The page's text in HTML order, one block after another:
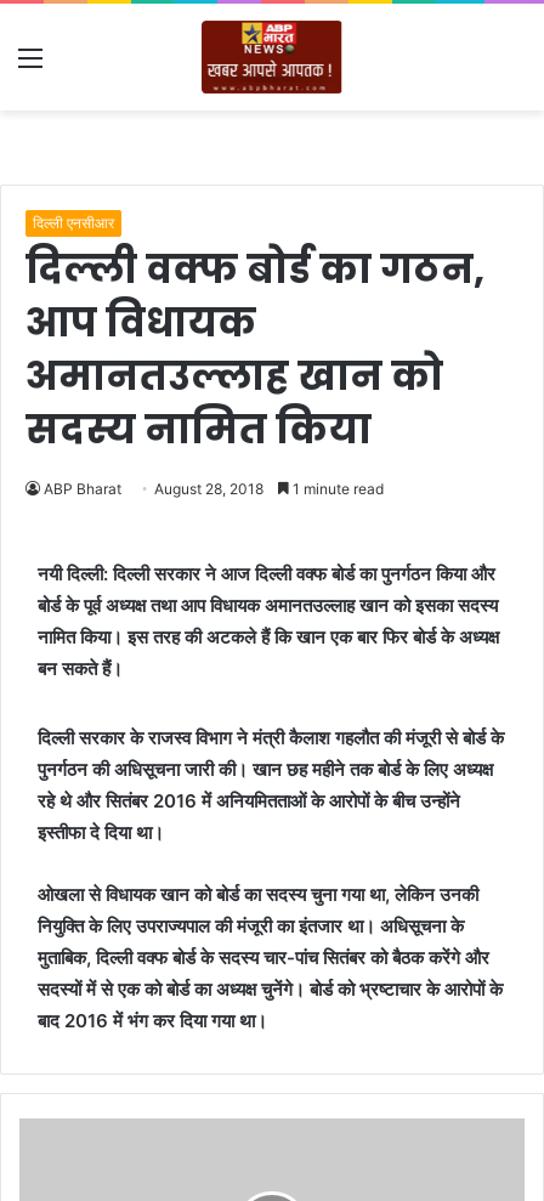
Menu
दिल्ली एनसीआर
दिल्ली वक्फ बोर्ड का गठन,
आप विधायक
अमानतउल्लाह खान को
सदस्य नामित किया
ABP Bharat August 28, 2018 1 minute read
नयी दिल्ली: दिल्ली सरकार ने आज दिल्ली वक्फ बोर्ड का पुनर्गठन किया और
बोर्ड के पूर्व अध्यक्ष तथा आप विधायक अमानतउल्लाह खान को इसका सदस्य
नामित किया। इस तरह की अटकले हैं कि खान एक बार फिर बोर्ड के अध्यक्ष
बन सकते हैं।
दिल्ली सरकार के राजस्व विभाग ने मंत्री कैलाश गहलौत की मंजूरी से बोर्ड के
पुनर्गठन की अधिसूचना जारी की। खान छह महीने तक बोर्ड के लिए अध्यक्ष
रहे थे और सितंबर 2016 में अनियमितताओं के आरोपों के बीच उन्होंने
इस्तीफा दे दिया था।
ओखला से विधायक खान को बोर्ड का सदस्य चुना गया था, लेकिन उनकी
नियुक्ति के लिए उपराज्यपाल की मंजूरी का इंतजार था। अधिसूचना के
मुताबिक, दिल्ली वक्फ बोर्ड के सदस्य चार-पांच सितंबर को बैठक करेंगे और
सदस्यों में से एक को बोर्ड का अध्यक्ष चुनेंगे। बोर्ड को भ्रष्टाचार के आरोपों के
बाद 2016 में भंग कर दिया गया था।